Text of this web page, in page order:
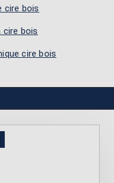
cire bois
cire bois
cire bois